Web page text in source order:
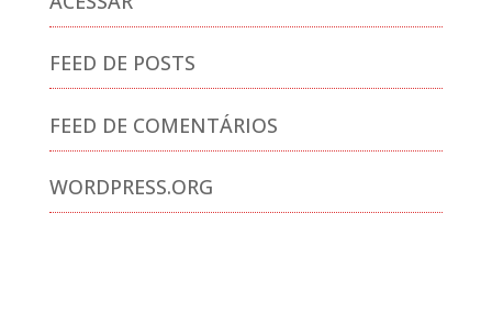
FEED DE POSTS
FEED DE COMENTÁRIOS
WORDPRESS.ORG